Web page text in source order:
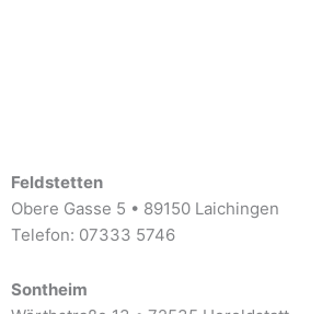
Feldstetten
Obere Gasse 5 • 89150 Laichingen
Telefon: 07333 5746
Sontheim